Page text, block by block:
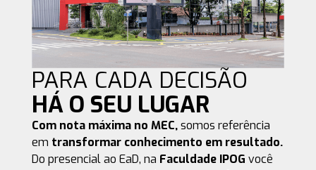
PARA CADA DECISÃO
HÁ O SEU LUGAR
Com nota máxima no MEC,somos referência
em transformar conhecimento em resultado.
Do presencial ao EaD, na Faculdade IPOG você